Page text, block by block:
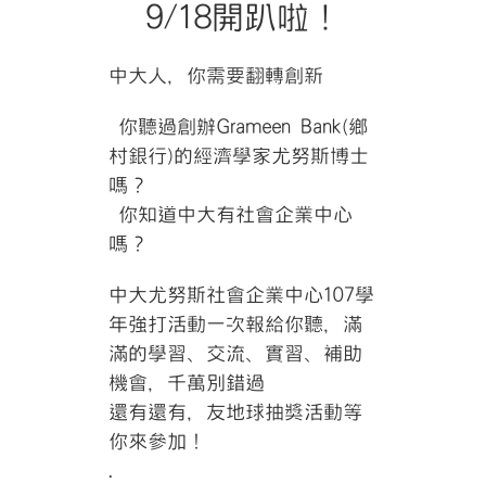
9/18開趴啦！
中大人，你需要翻轉創新
你聽過創辦Grameen Bank(鄉
村銀行)的經濟學家尤努斯博士
嗎？
你知道中大有社會企業中心
嗎？
中大尤努斯社會企業中心107學
年強打活動一次報給你聽，滿
滿的學習、交流、實習、補助
機會，千萬別錯過
還有還有，友地球抽獎活動等
你來參加！